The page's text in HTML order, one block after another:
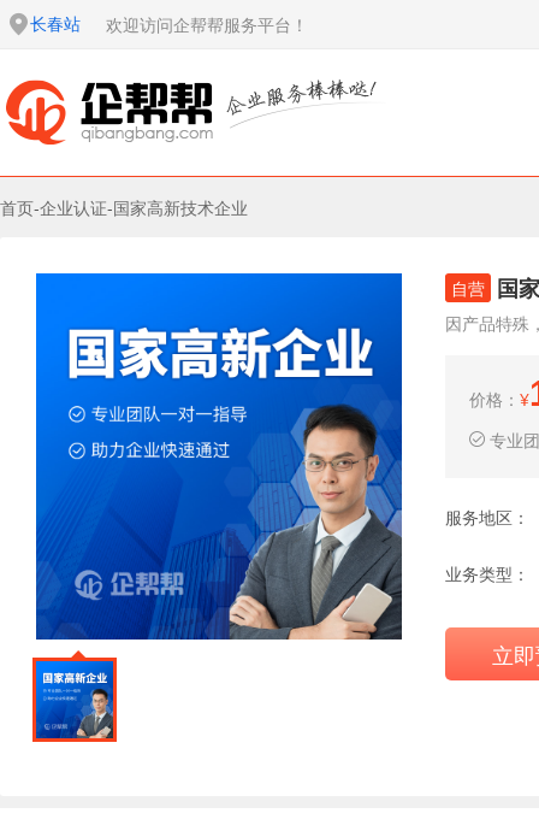
长春站 欢迎访问企帮帮服务平台！
首页-企业认证-国家高新技术企业
自营 国
因产品特殊
价格： ¥
专业
服务地区：
业务类型：
立